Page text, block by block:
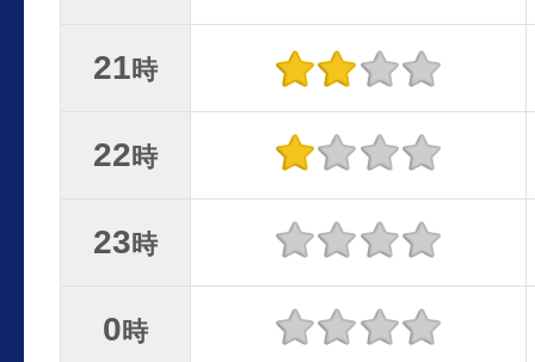
21時
22時
23時
0時